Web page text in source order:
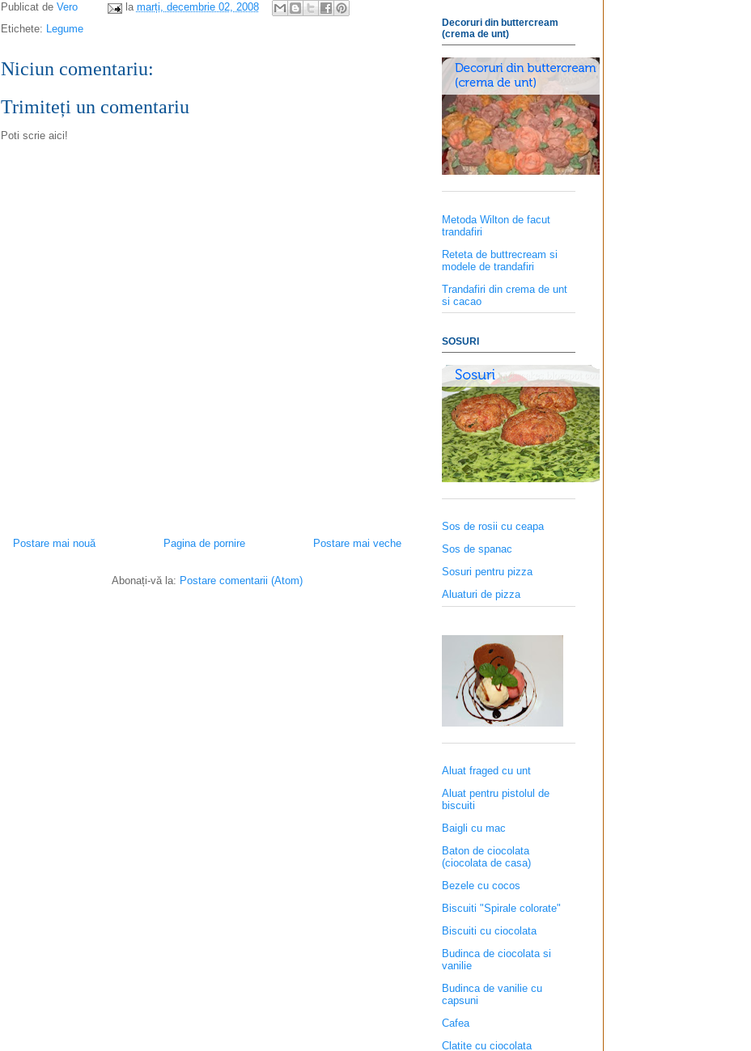
Publicat de Vero la marți, decembrie 02, 2008
Etichete: Legume
Niciun comentariu:
Trimiteți un comentariu
Poti scrie aici!
Postare mai nouă Postare mai veche
Pagina de pornire
Abonați-vă la: Postare comentarii (Atom)
Decoruri din buttercream
(crema de unt)
Metoda Wilton de facut
trandafiri
Reteta de buttrecream si
modele de trandafiri
Trandafiri din crema de unt
si cacao
SOSURI
Sos de rosii cu ceapa
Sos de spanac
Sosuri pentru pizza
Aluaturi de pizza
Aluat fraged cu unt
Aluat pentru pistolul de
biscuiti
Baigli cu mac
Baton de ciocolata
(ciocolata de casa)
Bezele cu cocos
Biscuiti "Spirale colorate"
Biscuiti cu ciocolata
Budinca de ciocolata si
vanilie
Budinca de vanilie cu
capsuni
Cafea
Clatite cu ciocolata